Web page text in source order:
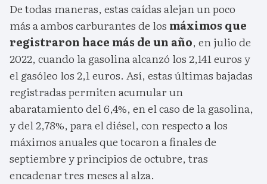
De todas maneras, estas caídas alejan un poco
más a ambos carburantes de los máximos que
registraron hace más de un año, en julio de
2022, cuando la gasolina alcanzó los 2,141 euros y
el gasóleo los 2,1 euros. Así, estas últimas bajadas
registradas permiten acumular un
abaratamiento del 6,4%, en el caso de la gasolina,
y del 2,78%, para el diésel, con respecto a los
máximos anuales que tocaron a finales de
septiembre y principios de octubre, tras
encadenar tres meses al alza.